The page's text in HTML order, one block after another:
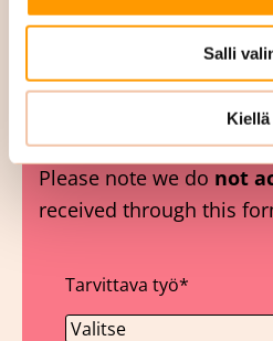
Salli
Kiellä
applications
through our recruitment
Please note we do not
received through this
Tarvittava työ*